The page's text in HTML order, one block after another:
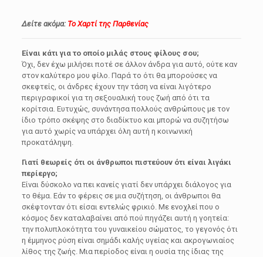
Δείτε ακόμα: Το Χαρτί της Παρθενίας
Είναι κάτι για το οποίο μιλάς στους φίλους σου;
Όχι, δεν έχω μιλήσει ποτέ σε άλλον άνδρα για αυτό, ούτε καν
στον καλύτερο μου φίλο. Παρά το ότι θα μπορούσες να
σκεφτείς, οι άνδρες έχουν την τάση να είναι λιγότερο
περιγραφικοί για τη σεξουαλική τους ζωή από ότι τα
κορίτσια. Ευτυχώς, συνάντησα πολλούς ανθρώπους με τον
ίδιο τρόπο σκέψης στο διαδίκτυο και μπορώ να συζητήσω
για αυτό χωρίς να υπάρχει όλη αυτή η κοινωνική
προκατάληψη.
Γιατί θεωρείς ότι οι άνθρωποι πιστεύουν ότι είναι λιγάκι
περίεργο;
Είναι δύσκολο να πει κανείς γιατί δεν υπάρχει διάλογος για
το θέμα. Εάν το φέρεις σε μια συζήτηση, οι άνθρωποι θα
σκέφτονταν ότι είσαι εντελώς φρικιό. Με ενοχλεί που ο
κόσμος δεν καταλαβαίνει από πού πηγάζει αυτή η γοητεία:
την πολυπλοκότητα του γυναικείου σώματος, το γεγονός ότι
η έμμηνος ρύση είναι σημάδι καλής υγείας και ακρογωνιαίος
λίθος της ζωής. Μια περίοδος είναι η ουσία της ίδιας της